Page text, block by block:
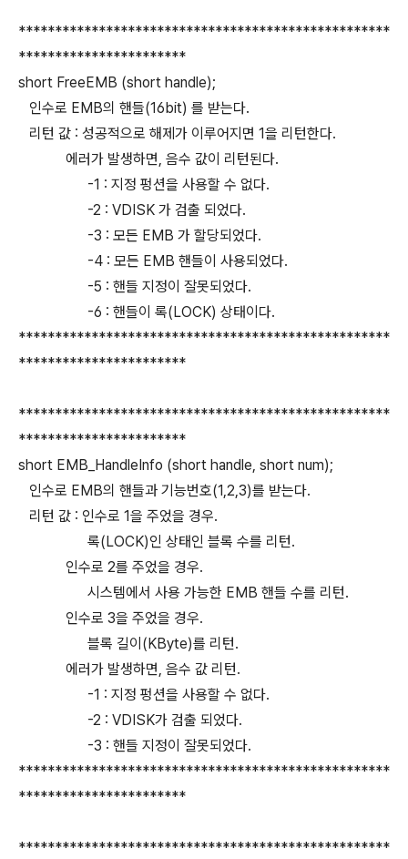
***************************************************
***********************
short FreeEMB (short handle);
인수로 EMB의 핸들(16bit) 를 받는다.
리턴 값 : 성공적으로 해제가 이루어지면 1을 리턴한다.
에러가 발생하면, 음수 값이 리턴된다.
-1 : 지정 펑션을 사용할 수 없다.
-2 : VDISK 가 검출 되었다.
-3 : 모든 EMB 가 할당되었다.
-4 : 모든 EMB 핸들이 사용되었다.
-5 : 핸들 지정이 잘못되었다.
-6 : 핸들이 록(LOCK) 상태이다.
***************************************************
***********************
***************************************************
***********************
short EMB_HandleInfo (short handle, short num);
인수로 EMB의 핸들과 기능번호(1,2,3)를 받는다.
리턴 값 : 인수로 1을 주었을 경우.
록(LOCK)인 상태인 블록 수를 리턴.
인수로 2를 주었을 경우.
시스템에서 사용 가능한 EMB 핸들 수를 리턴.
인수로 3을 주었을 경우.
블록 길이(KByte)를 리턴.
에러가 발생하면, 음수 값 리턴.
-1 : 지정 펑션을 사용할 수 없다.
-2 : VDISK가 검출 되었다.
-3 : 핸들 지정이 잘못되었다.
***************************************************
***********************
***************************************************